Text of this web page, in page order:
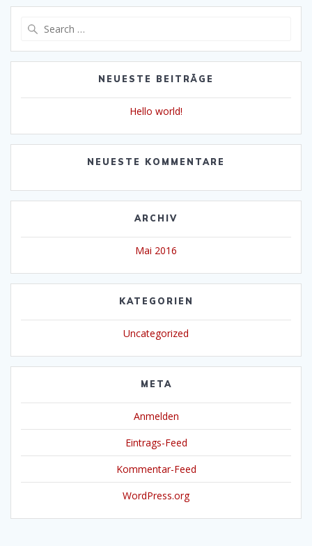
NEUESTE BEITRÄGE
Hello world!
NEUESTE KOMMENTARE
ARCHIV
Mai 2016
KATEGORIEN
Uncategorized
META
Anmelden
Eintrags-Feed
Kommentar-Feed
WordPress.org